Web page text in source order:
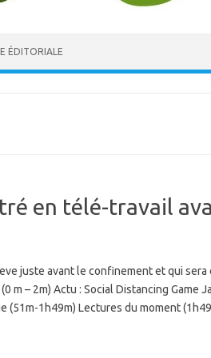
ÉDITORIALE
en télé-travail
juste avant le confinement et qui sera
– 2m) Actu : Social Distancing Game
(51m-1h49m) Lectures du moment